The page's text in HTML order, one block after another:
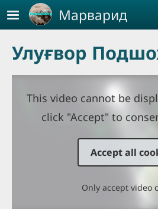
Skip to main content
Марварид
Улуғвор
This video cannot be
click "Accept" to
Accept all
Only accept video